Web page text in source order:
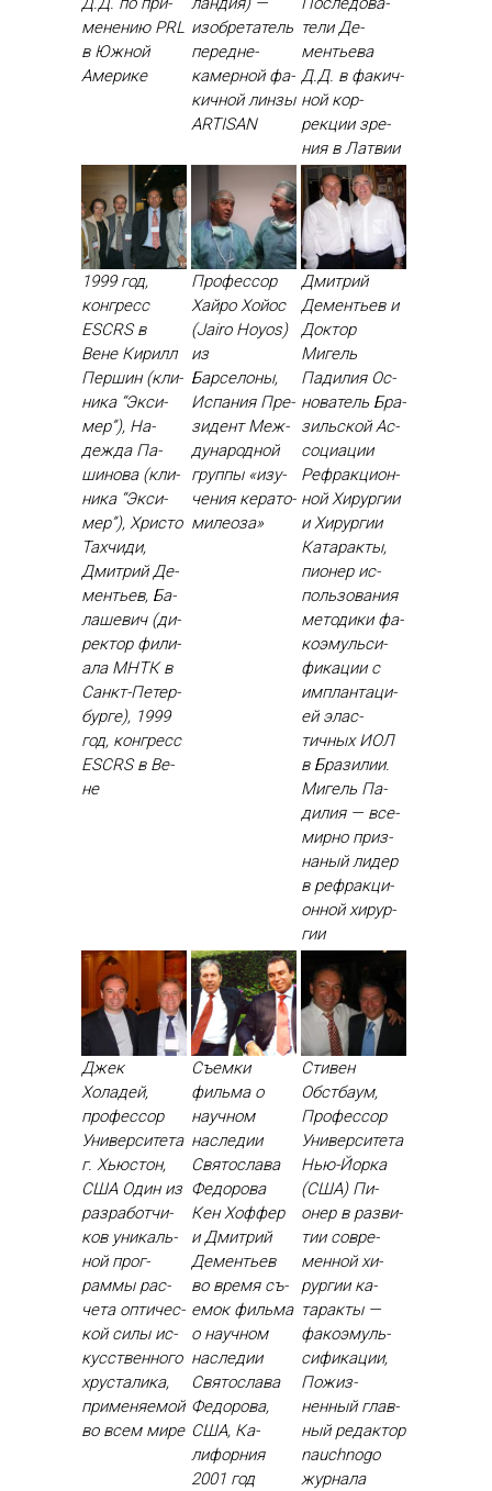
мене­нию PRL
в Юж­ной
Аме­рике
изоб­ре­татель
пе­ред­не­
камер­ной фа­
кич­ной лин­зы
ARTISAN
тели Де­
менть­ева
Д.Д. в фа­кич­
ной кор­
рекции зре­
ния в Лат­вии
1999 год,
конгресс
ESCRS в
Вене Ки­рилл
Пер­шин (кли­
ника “Эк­си­
мер”), На­
деж­да Па­
шино­ва (кли­
ника “Эк­си­
мер”), Хрис­то
Тах­чи­ди,
Дмит­рий Де­
менть­ев, Ба­
лаше­вич (ди­
рек­тор фи­ли­
ала МНТК в
Санкт-Пе­тер­
бурге), 1999
год, кон­гресс
ESCRS в Ве­
не
Профессор
Хайро Хойос
(Jairo Hoyos)
из
Барселоны,
Испания Пре­
зидент Меж­
ду­народ­ной
груп­пы «изу­
чения ке­рато­
миле­оза»
Дмитрий
Дементьев и
Доктор
Мигель
Падилия Ос­
но­ватель Бра­
зиль­ской Ас­
со­ци­ации
Реф­ракци­он­
ной Хи­рур­гии
и Хи­рур­гии
Ка­тарак­ты,
пи­онер ис­
поль­зо­вания
ме­тоди­ки фа­
ко­эмуль­си­
фика­ции с
им­план­та­ци­
ей элас­
тичных И­ОЛ
в Бра­зилии.
Ми­гель Па­
дилия — все­
мир­но приз­
на­ный ли­дер
в реф­ракци­
он­ной хи­рур­
гии
Джек
Холадей,
профессор
Университета
г. Хьюстон,
США Один из
раз­ра­бот­чи­
ков уни­каль­
ной прог­
раммы рас­
че­та оп­ти­чес­
кой си­лы ис­
кусс­твен­но­го
хрус­та­лика,
при­меня­емой
во всем ми­ре
Съемки
фильма о
научном
наследии
Святослава
Федорова
Кен Хоф­фер
и Дмит­рий
Де­менть­ев
во вре­мя съ­
емок филь­ма
о на­уч­ном
нас­ле­дии
Свя­тос­ла­ва
Фе­доро­ва,
США, Ка­
лифор­ния
2001 год
Стивен
Обстбаум,
Профессор
Университета
Нью-Йорка
(США) Пи­
онер в раз­ви­
тии сов­ре­
мен­ной хи­
рур­гии ка­
тарак­ты —
фа­ко­эмуль­
си­фика­ции,
По­жиз­
ненный глав­
ный ре­дак­тор
nauchnogo
жур­на­ла